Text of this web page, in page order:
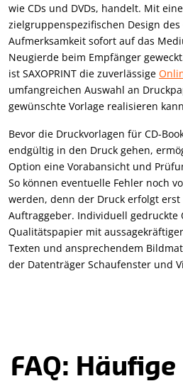
wie CDs und DVDs, handelt. Mit
zielgruppenspezifischen Design
Aufmerksamkeit sofort auf das
Neugierde beim Empfänger
ist SAXOPRINT die zuverlässige
umfangreichen Auswahl an
gewünschte Vorlage realisieren
Bevor die Druckvorlagen für CD-
endgültig in den Druck gehen,
Option eine Vorabansicht und
So können eventuelle Fehler noch
werden, denn der Druck erfolgt
Auftraggeber. Individuell gedruckte
Qualitätspapier mit
Texten und ansprechendem
der Datenträger Schaufenster und
FAQ: